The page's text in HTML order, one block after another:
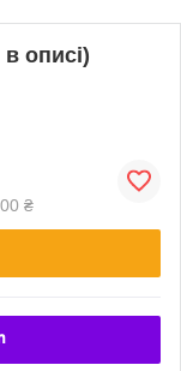
описі)
₴